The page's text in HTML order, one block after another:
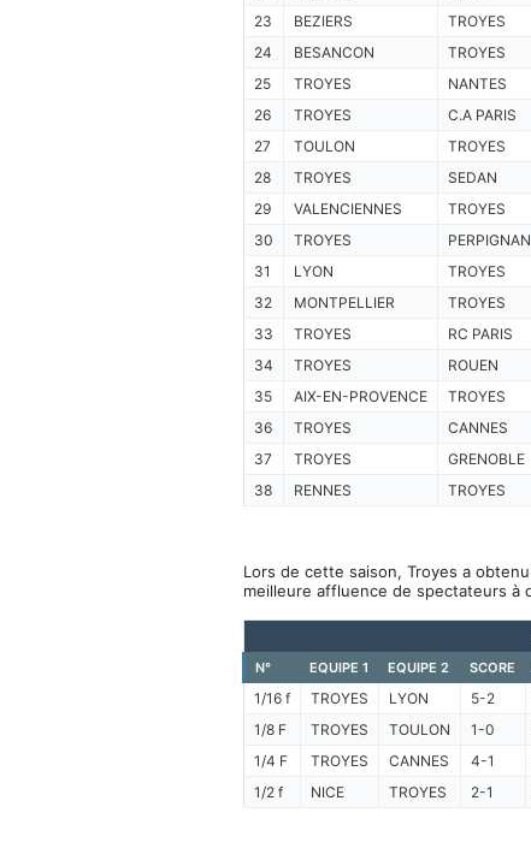
23
BEZIERS TROYES
24
BESANCON TROYES
25
TROYES NANTES
26
TROYES C.A PARIS
27
TOULON TROYES
28
TROYES SEDAN
29
VALENCIENNES TROYES
30
TROYES PERPIGNAN
31
LYON TROYES
32
MONTPELLIER TROYES
33
TROYES RC PARIS
34
TROYES ROUEN
35
AIX-EN-PROVENCE TROYES
36
TROYES CANNES
37
TROYES GRENOBLE
38
RENNES TROYES
Lors de cette saison, Troyes a
meilleure affluence de spectateurs à
N°
EQUIPE 1 EQUIPE 2 SCORE
1/16 f TROYES LYON 5-2
1/8 F
TROYES TOULON 1-0
1/4 F
TROYES CANNES 4-1
1/2 f
NICE TROYES 2-1